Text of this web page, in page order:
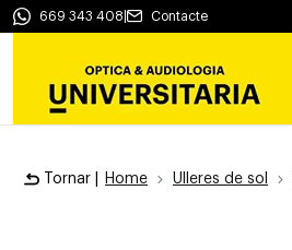
669 343 408 Contacte
Tornar | Home Ulleres de sol